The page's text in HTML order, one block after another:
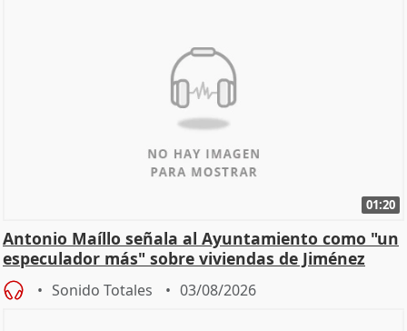
01:20
Antonio Maíllo señala al Ayuntamiento como "un
especulador más" sobre viviendas de Jiménez
Becerril
Sonido Totales 03/08/2026